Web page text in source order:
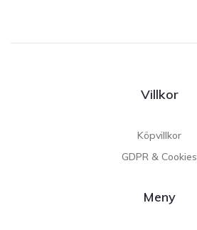
Villkor
Köpvillkor
GDPR & Cookies
Meny